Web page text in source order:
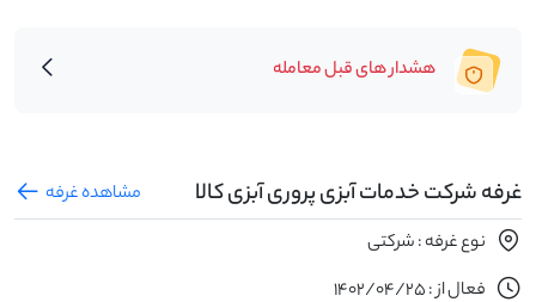
هشدار های قبل معامله
غرفه شرکت خدمات آبزی پروری آبزی کالا
مشاهده غرفه
نوع غرفه : شرکتی
فعال از : 1402/04/25